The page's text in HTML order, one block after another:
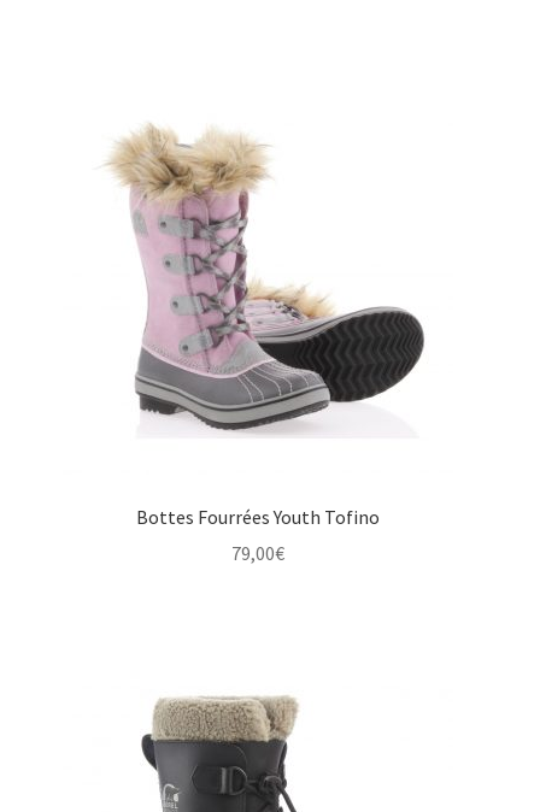
Bottes Fourrées Youth Tofino
79,00€